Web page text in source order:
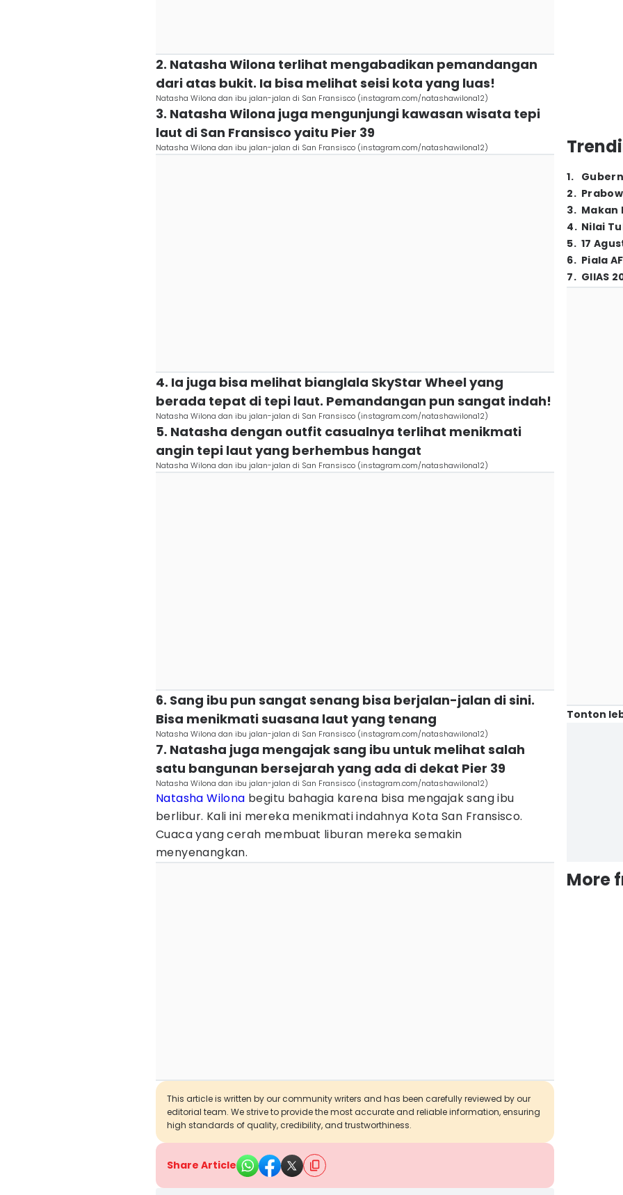
2. Natasha Wilona terlihat mengabadikan pemandangan
dari atas bukit. Ia bisa melihat seisi kota yang luas!
Natasha Wilona dan ibu jalan-jalan di San Fransisco (instagram.com/natashawilona12)
3. Natasha Wilona juga mengunjungi kawasan wisata tepi
laut di San Fransisco yaitu Pier 39
Natasha Wilona dan ibu jalan-jalan di San Fransisco (instagram.com/natashawilona12)
4. Ia juga bisa melihat bianglala SkyStar Wheel yang
berada tepat di tepi laut. Pemandangan pun sangat indah!
Natasha Wilona dan ibu jalan-jalan di San Fransisco (instagram.com/natashawilona12)
5. Natasha dengan outfit casualnya terlihat menikmati
angin tepi laut yang berhembus hangat
Natasha Wilona dan ibu jalan-jalan di San Fransisco (instagram.com/natashawilona12)
6. Sang ibu pun sangat senang bisa berjalan-jalan di sini.
Bisa menikmati suasana laut yang tenang
Natasha Wilona dan ibu jalan-jalan di San Fransisco (instagram.com/natashawilona12)
7. Natasha juga mengajak sang ibu untuk melihat salah
satu bangunan bersejarah yang ada di dekat Pier 39
Natasha Wilona dan ibu jalan-jalan di San Fransisco (instagram.com/natashawilona12)
Natasha Wilona begitu bahagia karena bisa mengajak sang ibu
berlibur. Kali ini mereka menikmati indahnya Kota San Fransisco.
Cuaca yang cerah membuat liburan mereka semakin
menyenangkan.
This article is written by our community writers and has been carefully reviewed by our
editorial team. We strive to provide the most accurate and reliable information, ensuring
high standards of quality, credibility, and trustworthiness.
Share Article
1.
2.
3. Makan
4. Nilai
5. 17
6. Piala
7. GIIAS
Tonton
More